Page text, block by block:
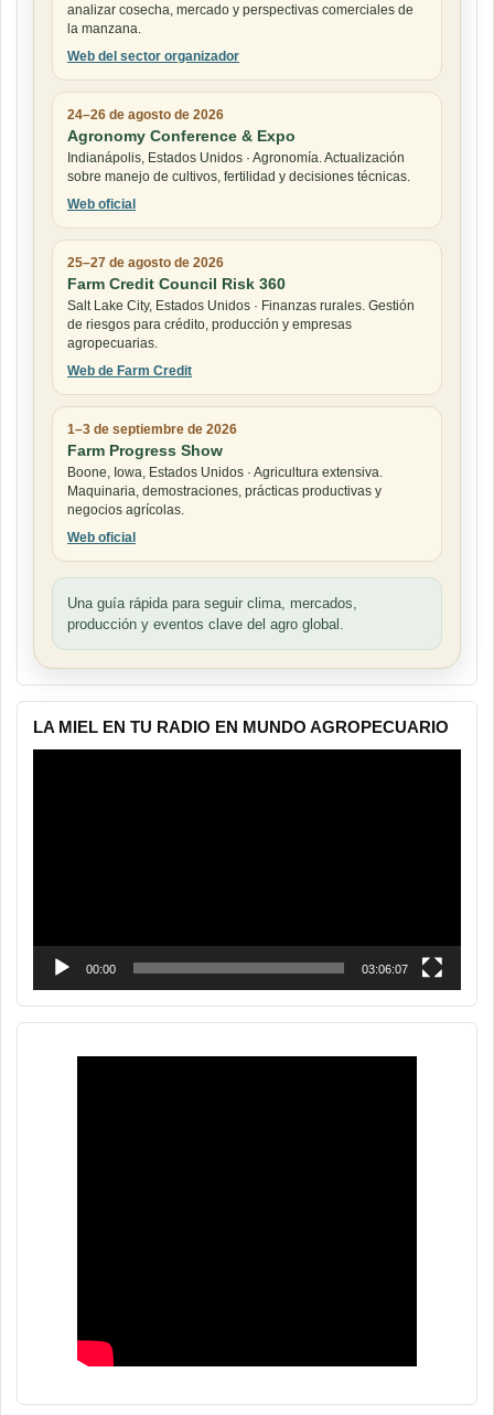
analizar cosecha, mercado y perspectivas comerciales de
la manzana.
Web del sector organizador
24–26 de agosto de 2026
Agronomy Conference & Expo
Indianápolis, Estados Unidos · Agronomía. Actualización
sobre manejo de cultivos, fertilidad y decisiones técnicas.
Web oficial
25–27 de agosto de 2026
Farm Credit Council Risk 360
Salt Lake City, Estados Unidos · Finanzas rurales. Gestión
de riesgos para crédito, producción y empresas
agropecuarias.
Web de Farm Credit
1–3 de septiembre de 2026
Farm Progress Show
Boone, Iowa, Estados Unidos · Agricultura extensiva.
Maquinaria, demostraciones, prácticas productivas y
negocios agrícolas.
Web oficial
Una guía rápida para seguir clima, mercados,
producción y eventos clave del agro global.
LA MIEL EN TU RADIO EN MUNDO AGROPECUARIO
00:00 03:06:07